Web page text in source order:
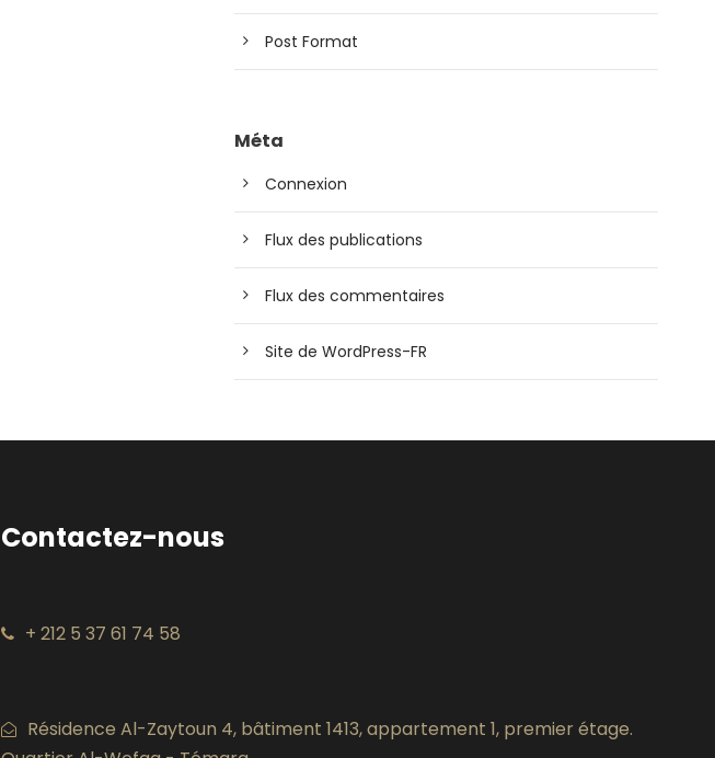
Post Format
Méta
Connexion
Flux des publications
Flux des commentaires
Site de WordPress-FR
Contactez-nous
+ 212 5 37 61 74 58
Résidence Al-Zaytoun 4, bâtiment 1413, appartement 1, premier étage.